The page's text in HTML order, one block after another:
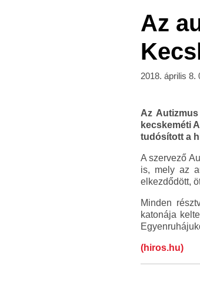
Az
2018. április 8.
Az
kecskeméti
tudósított a
A szervező
is, mely az
elkezdődött,
Minden
katonája
(hiros.hu)